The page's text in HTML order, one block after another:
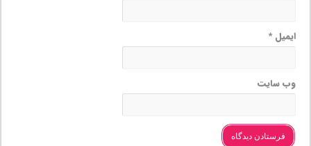
ایمیل*
وب‌ سایت